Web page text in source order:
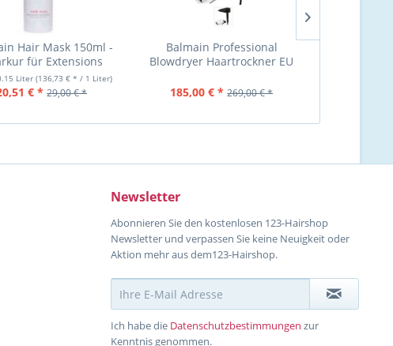
Hair Mask 150ml -
für Extensions
Liter(136,73 € * / 1 Liter)
€ * 29,00 € *
Balmain Professional
Blowdryer Haartrockner EU
185,00 € * 269,00 € *
Newsletter
Abonnieren Sie den kostenlosen 123-Hairshop
Newsletter und verpassen Sie keine Neuigkeit oder
Aktion mehr aus dem123-Hairshop.
Ich habe die Datenschutzbestimmungen zur
Kenntnis genommen.